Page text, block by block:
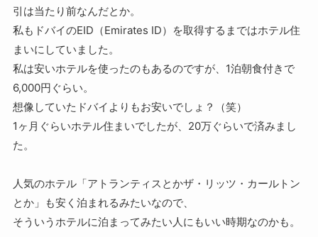
引は当たり前なんだとか。
私もドバイのEID（Emirates ID）を取得するまではホテル住
まいにしていました。
私は安いホテルを使ったのもあるのですが、1泊朝食付きで
6,000円ぐらい。
想像していたドバイよりもお安いでしょ？（笑）
1ヶ月ぐらいホテル住まいでしたが、20万ぐらいで済みまし
た。
人気のホテル「アトランティスとかザ・リッツ・カールトン
とか」も安く泊まれるみたいなので、
そういうホテルに泊まってみたい人にもいい時期なのかも。